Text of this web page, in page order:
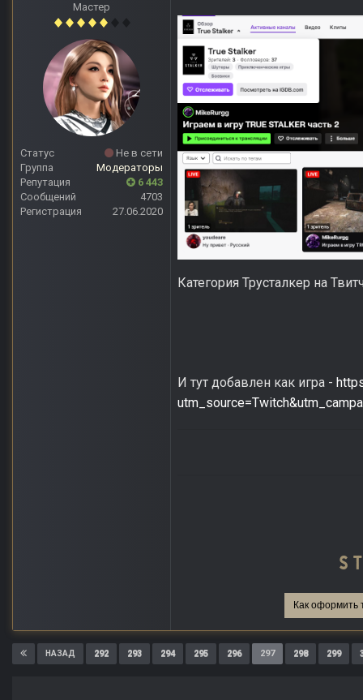
Мастер
Статус
Не в сети
Группа
Модераторы
Репутация
6 443
Сообщений
4703
Регистрация
27.06.2020
Категория Трусталкер на
И тут добавлен как игра -
Как оформить
НАЗАД 292 293 294 295 296 297 298 299